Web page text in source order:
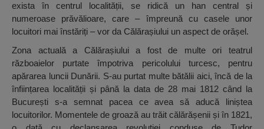
exista în centrul localității, se ridică un han central și
numeroase prăvălioare, care – împreună cu casele unor
locuitori mai înstăriți – vor da Călărașiului un aspect de orășel.
Zona actuală a Călărașiului a fost de multe ori teatrul
războaielor purtate împotriva pericolului turcesc, pentru
apărarea luncii Dunării. S-au purtat multe bătălii aici, încă de la
înființarea localității și până la data de 28 mai 1812 când la
București s-a semnat pacea ce avea să aducă liniștea
locuitorilor. Momentele de groază au trăit călărășenii și în 1821,